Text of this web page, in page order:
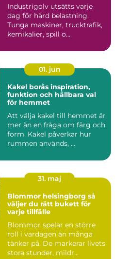
Industrigolv utsätts varje
dag för hård belastning.
Tunga maskiner, trucktrafik,
kemikalier, spill o...
01. jun
Kakel borås inspiration,
funktion och hållbara val
för hemmet
Att välja kakel till hemmet är
mer än en fråga om färg och
form. Kakel påverkar hur
rummen används, ...
31. maj
Blommor helsingborg så
väljer du rätt bukett för
varje tillfälle
Blommor spelar en större
roll i vardagen än många
tänker på. De markerar livets
stora stunder, mildr...